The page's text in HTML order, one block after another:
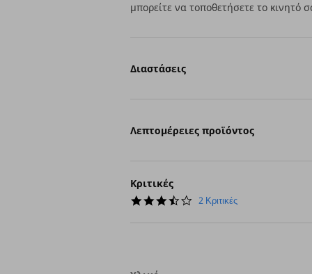
μπορείτε να τοποθετήσετε το
Διαστάσεις
Λεπτομέρειες προϊόντος
Κριτικές
3.5
2 Κριτικές